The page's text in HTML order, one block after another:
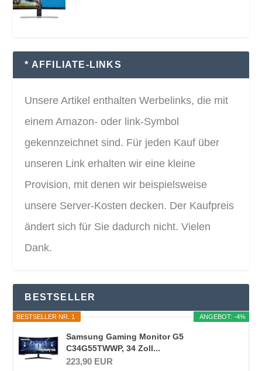
* AFFILIATE-LINKS
Unsere Artikel enthalten Werbelinks, die mit
einem Amazon- oder link-Symbol
gekennzeichnet sind. Für jeden Kauf über
unseren Link erhalten wir eine kleine
Provision, mit denen wir beispielsweise
unsere Server-Kosten decken. Der Kaufpreis
ändert sich für Sie dadurch nicht. Vielen
Dank.
BESTSELLER
ANGEBOT: -4%
BESTSELLER NR. 1
Samsung Gaming Monitor G5
C34G55TWWP, 34 Zoll...
223,90 EUR